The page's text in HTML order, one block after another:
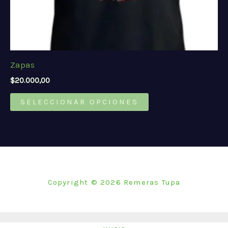
Zapas
$20.000,00
SELECCIONAR OPCIONES
Este
producto
opciones
Copyright © 2026 Remeras Tupa